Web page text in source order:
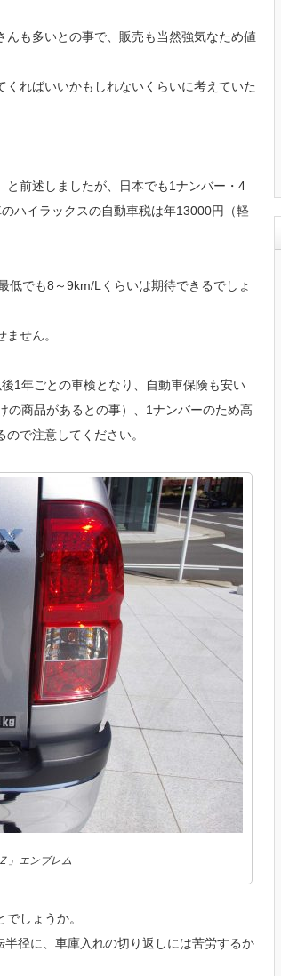
も多いとの事で、販売も当然強気なため値
ればいいかもしれないくらいに考えていた
と前述しましたが、日本でも1ナンバー・4
ハイラックスの自動車税は年13000円（軽
低でも8～9km/Lくらいは期待できるでしょ
せん。
1年ごとの車検となり、自動車保険も安い
の商品があるとの事）、1ナンバーのため高
で注意してください。
」エンブレム
しょうか。
径に、車庫入れの切り返しには苦労するか